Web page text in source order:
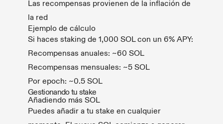
Las recompensas provienen de la inflación de
la red
Ejemplo de cálculo
Si haces staking de 1,000 SOL con un 6% APY:
Recompensas anuales: ~60 SOL
Recompensas mensuales: ~5 SOL
Por epoch: ~0.5 SOL
Gestionando tu stake
Añadiendo más SOL
Puedes añadir a tu stake en cualquier